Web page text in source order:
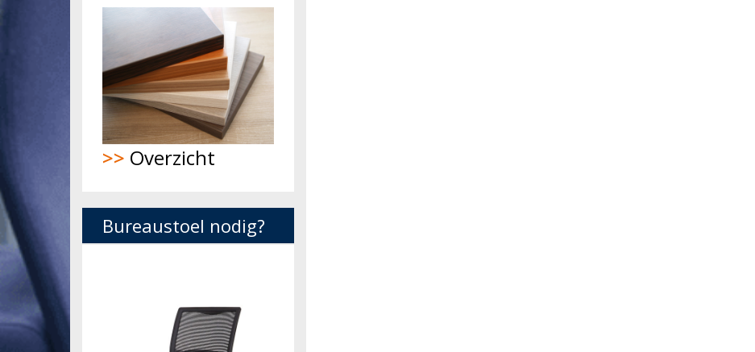
>> Overzicht
Bureaustoel nodig?